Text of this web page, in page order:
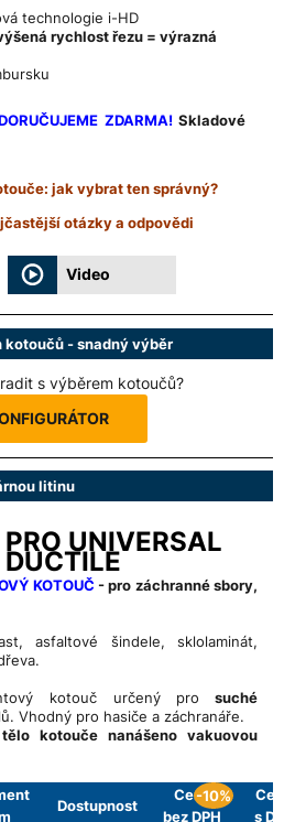
technologie i-HD
rychlost řezu = výrazná
ZDARMA! Skladové
jak vybrat ten správný?
otázky a odpovědi
Video
- snadný výběr
s výběrem kotoučů?
litinu
PRO UNIVERSAL
DUCTILE
KOTOUČ - pro záchranné sbory,
asfaltové šindele, sklolaminát,
kotouč určený pro suché
Vhodný pro hasiče a záchranáře.
kotouče nanášeno vakuovou
Dostupnost
Cena
bez DPH
-10%
s